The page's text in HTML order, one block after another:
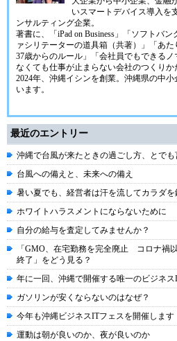
いスマートデバイス導入を
ンサルティング企業。
著書に、「iPad on Business」「ソフトバ
ァシリテーターの道具箱（共著）」「あ
37歳からのルール」「会社員でもできる
なくても仕事が止まらない会社のつくりか
2024年、 沖縄イシンを創業。沖縄県の中
います。
最近のエントリー
沖縄で台風が来たときの過ごし方、とでも
台風への備えと、未来への備え
暑い夏でも、経営者は汗を流してカラダ
ホワイトハラスメントにならないために
自分の給与を査定してみませんか？
「GMO、在宅勤務を完全廃止 コロナ禍
終了」をどう見る？
年に一回、沖縄で開催する唯一のビジネス
ガソリンが安くならないのはなぜ？
今年も沖縄ビジネスITフェスを開催します
運動は朝が良いのか、夜が良いのか